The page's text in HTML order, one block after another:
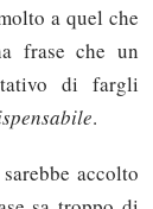
a quel che
frase che un
di fargli
.
accolto